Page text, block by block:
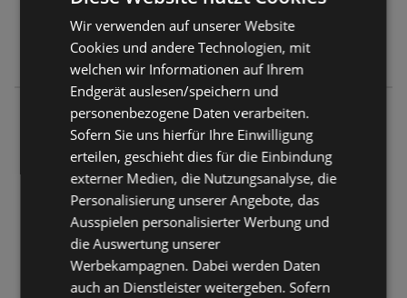
Montag - Freitag
10:00 -18:00 Uhr
Samstag
09:00 -16:00 Uhr
Gaschler
Bahnhofstraße 16
8230 Hartberg
ANGEBOTE: 0
FLUGBLÄTTER: 0
ENTFERNUNG: 480,69 km
Geschlossen
Wir verwenden auf unserer Website
Cookies und andere Technologien, mit
welchen wir Informationen auf Ihrem
Endgerät auslesen/speichern und
personenbezogene Daten verarbeiten.
Sofern Sie uns hierfür Ihre Einwilligung
erteilen, geschieht dies für die Einbindung
externer Medien, die Nutzungsanalyse, die
Personalisierung unserer Angebote, das
Ausspielen personalisierter Werbung und
die Auswertung unserer
Werbekampagnen. Dabei werden Daten
auch an Dienstleister weitergeben. Sofern